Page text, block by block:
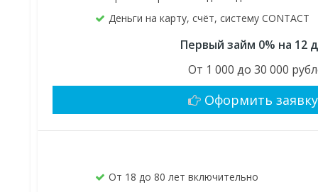
Деньги на карту, счёт, систему CONTACT
Первый займ 0% на 12
От 1 000 до 30 000
Оформить заявку
От 18 до 80 лет включительно